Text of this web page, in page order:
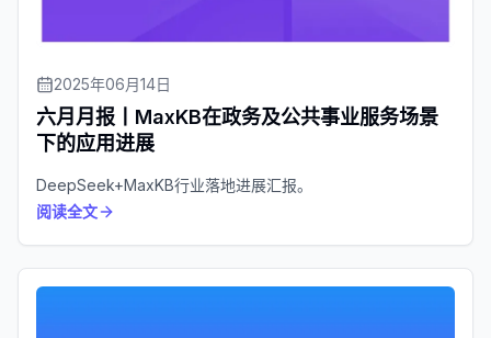
2025年06月14日
六月月报丨MaxKB在政务及公共事业服务场景
下的应用进展
DeepSeek+MaxKB行业落地进展汇报。
阅读全文